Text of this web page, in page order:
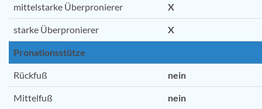
mittelstarke Überpronierer X
starke Überpronierer X
Pronationsstütze
Rückfuß nein
Mittelfuß nein